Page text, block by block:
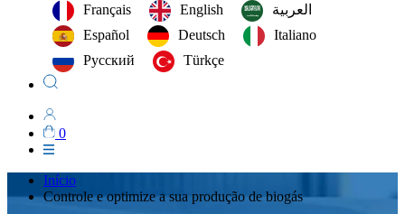
Français
English
العربية‏
Español
Deutsch
Italiano
Русский
Türkçe
0
Início
Controle e optimize a sua produção de biogás